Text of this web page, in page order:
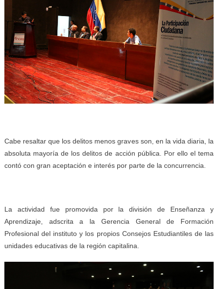
Cabe resaltar que los delitos menos graves son, en la vida diaria, la
absoluta mayoría de los delitos de acción pública. Por ello el tema
contó con gran aceptación e interés por parte de la concurrencia.
La actividad fue promovida por la división de Enseñanza y
Aprendizaje, adscrita a la Gerencia General de Formación
Profesional del instituto y los propios Consejos Estudiantiles de las
unidades educativas de la región capitalina.